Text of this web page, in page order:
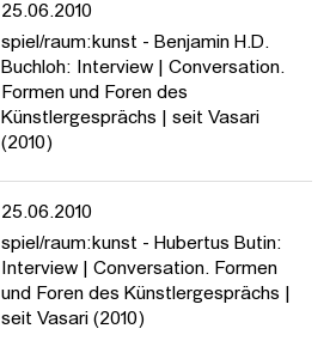
25.06.2010
spiel/raum:kunst - Benjamin H.D.
Buchloh: Interview | Conversation.
Formen und Foren des
Künstlergesprächs | seit Vasari
(2010)
25.06.2010
spiel/raum:kunst - Hubertus Butin:
Interview | Conversation. Formen
und Foren des Künstlergesprächs |
seit Vasari (2010)